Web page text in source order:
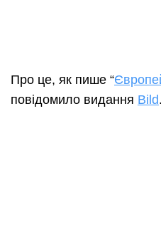
Про це, як пише “
повідомило видання Bild.